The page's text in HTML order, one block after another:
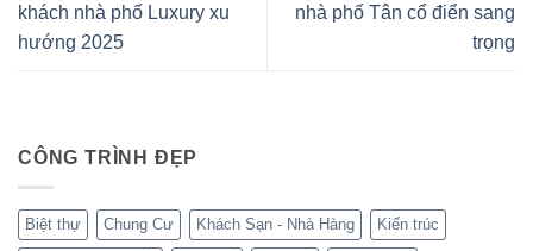
khách nhà phố Luxury xu
hướng 2025
nhà phố Tân cổ điển sang
trọng
CÔNG TRÌNH ĐẸP
Biệt thự Chung Cư Khách Sạn - Nhà Hàng Kiến trúc